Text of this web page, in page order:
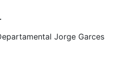
Jorge Garces